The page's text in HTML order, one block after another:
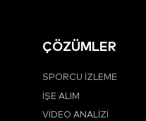
ÇÖZÜMLER
SPORCU İZLEME
İŞE ALIM
VIDEO ANALIZI